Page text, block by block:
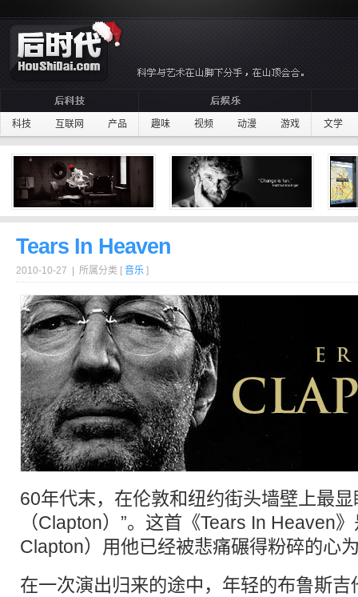
科技 互联网 产品 趣味 视频 动漫 游戏 文学
Tears In Heaven
2010-10-27 | 所属分类 [ 音乐 ]
60年代末，在伦敦和纽约街头墙壁上最
（Clapton）”。这首《Tears In Heaven
Clapton）用他已经被悲痛碾得粉碎的心
在一次演出归来的途中，年轻的布鲁斯